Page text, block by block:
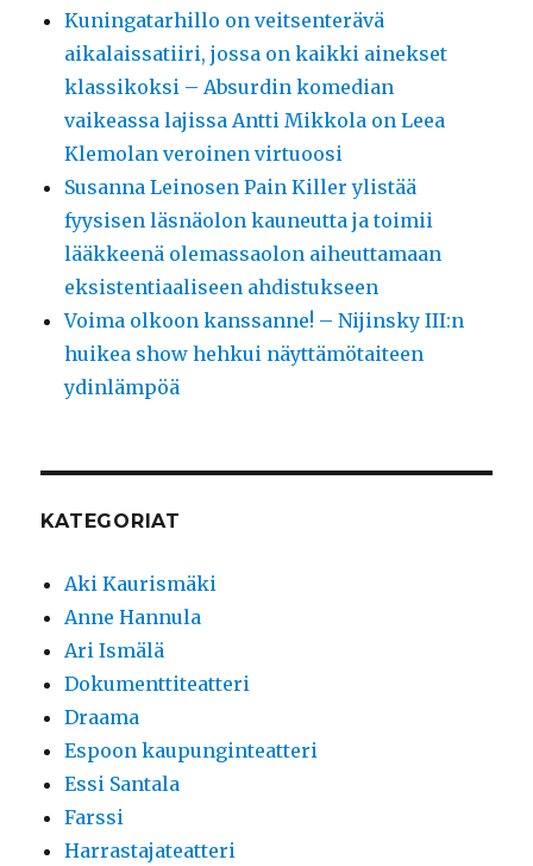
Kuningatarhillo on veitsenterävä
aikalaissatiiri, jossa on kaikki ainekset
klassikoksi – Absurdin komedian
vaikeassa lajissa Antti Mikkola on Leea
Klemolan veroinen virtuoosi
Susanna Leinosen Pain Killer ylistää
fyysisen läsnäolon kauneutta ja toimii
lääkkeenä olemassaolon aiheuttamaan
eksistentiaaliseen ahdistukseen
Voima olkoon kanssanne! – Nijinsky III:n
huikea show hehkui näyttämötaiteen
ydinlämpöä
KATEGORIAT
Aki Kaurismäki
Anne Hannula
Ari Ismälä
Dokumenttiteatteri
Draama
Espoon kaupunginteatteri
Essi Santala
Farssi
Harrastajateatteri